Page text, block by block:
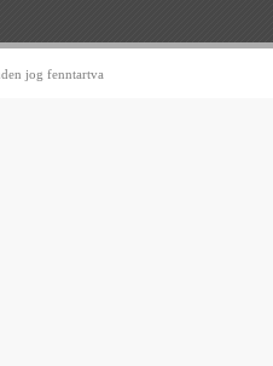
jog fenntartva